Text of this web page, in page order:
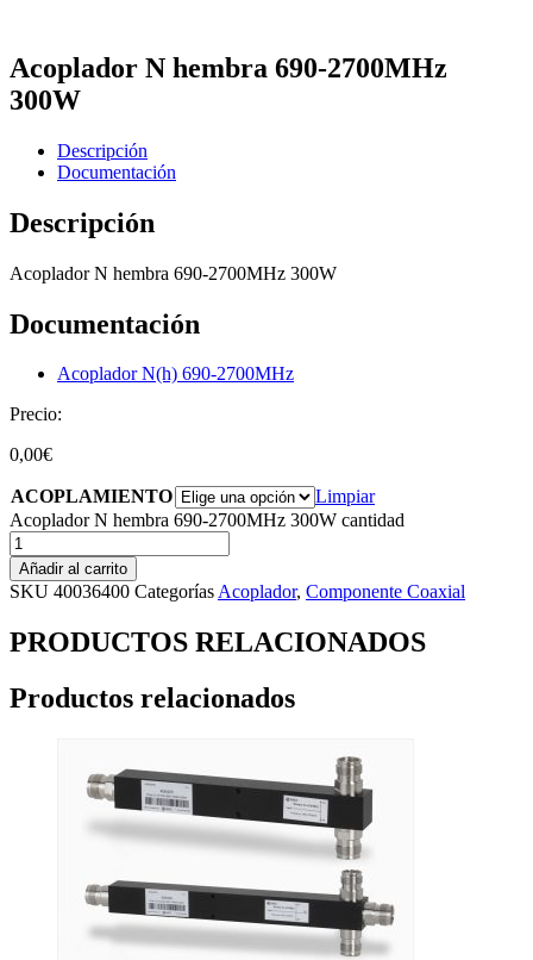
Acoplador N hembra 690-2700MHz
300W
Descripción
Documentación
Descripción
Acoplador N hembra 690-2700MHz 300W
Documentación
Acoplador N(h) 690-2700MHz
Precio:
0,00€
ACOPLAMIENTO
Limpiar
Acoplador N hembra 690-2700MHz 300W cantidad
Añadir al carrito
SKU 40036400 CategoríasAcoplador, Componente Coaxial
PRODUCTOS RELACIONADOS
Productos relacionados